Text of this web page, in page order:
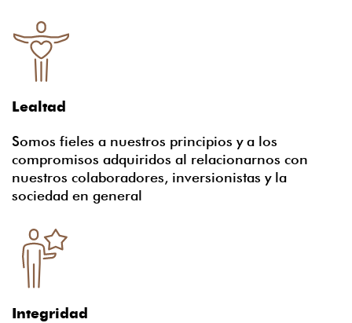
Lealtad
Somos fieles a nuestros principios y a los
compromisos adquiridos al relacionarnos con
nuestros colaboradores, inversionistas y la
sociedad en general
Integridad